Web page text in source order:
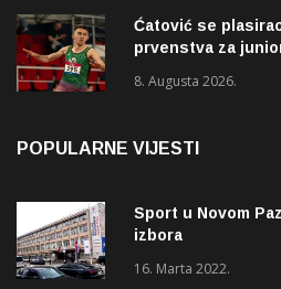
Ćatović se
prvenstva za
8. Augusta 2026.
POPULARNE VIJESTI
Sport u Novom
izbora
16. Marta 2022.